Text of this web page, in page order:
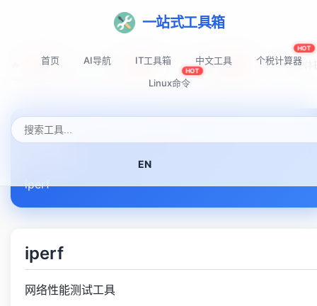
一站式工具箱
首页 AI导航 IT工具箱 中文工具 个税计算器
HOT
Linux命令
HOT
EN
🔥 热门推荐: Top-AI-Tools NEW AI提示词秘籍 NEW AI IDE智能体
iperf
iperf
iperf
网络性能测试工具